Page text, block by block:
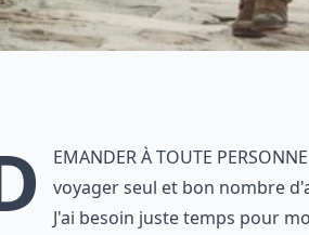
emander à toute
voyager seul et bon nombre
J'ai besoin juste temps pour